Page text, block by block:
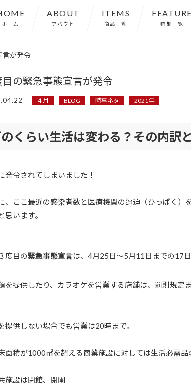
ホーム
ABOUT
アバウト
ITEMS
商品一覧
FEATURE
特集一覧
言が発令
目の緊急事態宣言が発令
４月 BLOG 時事ネタ 2021年
のくらい生活は変わる？その内訳
発令されてしまいました！
、ここ最近の感染者数と医療機関の逼迫（ひっぱく）
思います。
度目の緊急事態宣言は、4月25日〜5月11日までの17日
を提供したり、カラオケを営業する店舗は、罰則規定
提供しない場合でも営業は20時まで。
面積が1000㎡を超える商業施設に対しては生活必需品
施設は閉館、閉園